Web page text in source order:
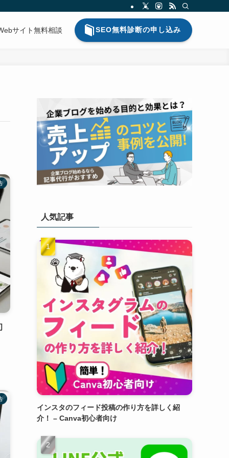
サイト無料相談 SEO無料診断の申し込み
人気記事
インスタのフィード投稿の作り方を詳しく紹
介！ – Canva初心者向け